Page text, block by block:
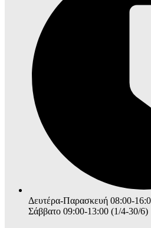
Δευτέρα-Παρασκευή 08:00-
Σάββατο 09:00-13:00 (1/4-30/6)